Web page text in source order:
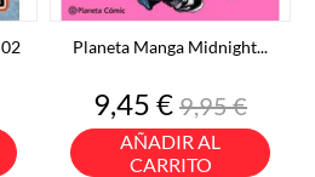
Planeta Manga Midnight...
Precio
9,45 €Precio
base
9,95 €
AÑADIR AL
CARRITO